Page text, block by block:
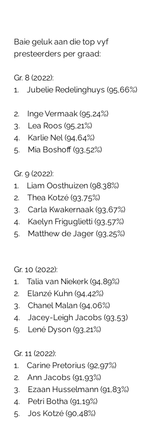
Baie geluk aan die top vyf
presteerders per graad:
Gr. 8 (2022):
1.    Jubelie Redelinghuys (95,66%)
2.    Inge Vermaak (95,24%)
3.    Lea Roos (95,21%)
4.    Karlie Nel (94,64%)
5.    Mia Boshoff (93,52%)
Gr. 9 (2022):
1.    Liam Oosthuizen (98.38%)
2.    Thea Kotzé (93,75%)
3.    Carla Kwakernaak (93,67%)
4.    Kaelyn Friguglietti (93,57%)
5.    Matthew de Jager (93,25%)
Gr. 10 (2022):
1.    Talia van Niekerk (94,89%)
2.    Elanzé Kuhn (94,42%)
3.    Chanel Malan (94,06%)
4.    Jacey-Leigh Jacobs (93,53)
5.    Lené Dyson (93,21%)
Gr. 11 (2022):
1.    Carine Pretorius (92,97%)
2.    Ann Jacobs (91,93%)
3.    Ezaan Husselmann (91,83%)
4.    Petri Botha (91,19%)
5.    Jos Kotzé (90,48%)